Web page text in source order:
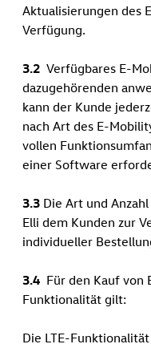
Aktualisierungen des
Verfügung.
3.2Verfügbares E-
dazugehörenden
kann der Kunde
nach Art des E-
vollen
einer Software
3.3 Die Art und
Elli dem Kunden zur
individueller
3.4 Für den Kauf von
Funktionalität gilt:
Die LTE-